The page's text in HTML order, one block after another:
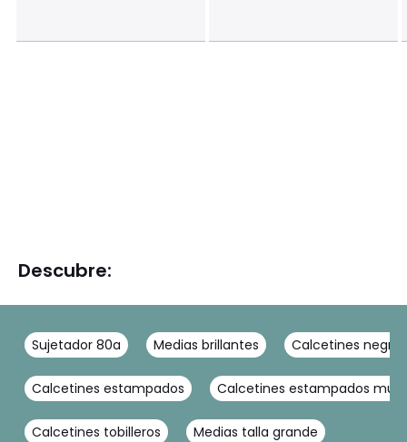
Descubre:
Sujetador 80a Medias brillantes Calcetines negros
Calcetines estampados Calcetines estampados
Calcetines tobilleros Medias talla grande